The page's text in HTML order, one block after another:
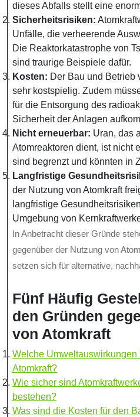
dieses Abfalls stellt eine
Sicherheitsrisiken:
Unfälle, die verheerende
Die Reaktorkatastrophe von
sind traurige Beispiele dafür.
Kosten: Der Bau und Betrieb
sehr kostspielig. Zudem
für die Entsorgung des
Sicherheit der Anlagen
Nicht erneuerbar: Uran, das
Atomreaktoren dient, ist nicht
sind begrenzt und könnten in
Langfristige
der Nutzung von Atomkraft
langfristige
Umgebung von
In Anbetracht dieser Gründe
gegenüber der Nutzung von
setzen sich für alternative,
Fünf Häufig
den Gründen
von Atomkraft
Welche Umweltauswirkungen
Atomkraft?
Wie sicher sind
bestehen?
Was sind die Kosten für den